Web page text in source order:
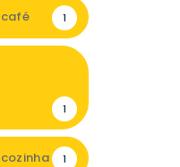
1
1
1